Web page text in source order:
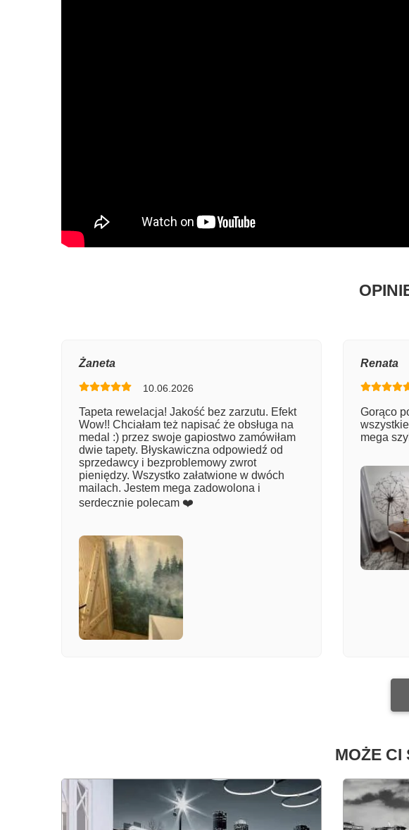
Numer zamówienia
Żaneta
10.06.2026
Tapeta rewelacja! Jakość bez zarzutu. Efekt
Wow!! Chciałam też napisać że obsługa na
medal :) przez swoje gapiostwo zamówiłam
dwie tapety. Błyskawiczna odpowiedź od
sprzedawcy i bezproblemowy zwrot
pieniędzy. Wszystko załatwione w dwóch
mailach. Jestem mega zadowolona i
serdecznie polecam ❤️
Renata
Gorąco
mega
MOŻE CI